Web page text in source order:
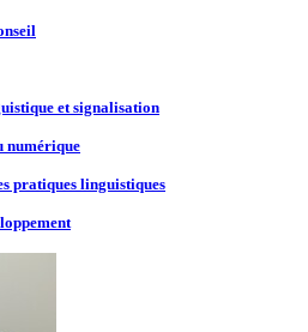
et signalisation
numérique
pratiques linguistiques